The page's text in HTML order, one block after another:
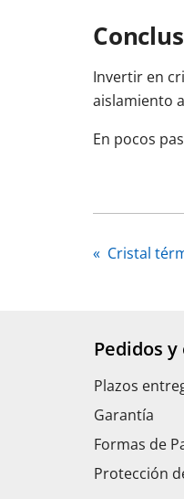
Invertir en
aislamiento
En pocos
« Cristal
Pedidos
Plazos
Garantía
Formas de
Protección